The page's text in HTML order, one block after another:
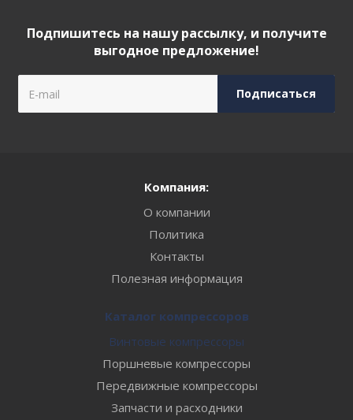
Подпишитесь на нашу рассылку, и получите
выгодное предложение!
Компания:
О компании
Политика
Контакты
Полезная информация
Каталог компрессоров
Винтовые компрессоры
Поршневые компрессоры
Передвижные компрессоры
Запчасти и расходники